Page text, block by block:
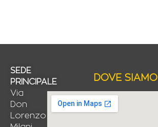
SEDE
PRINCIPALE
Via
Don
Lorenzo
DOVE SIAMO